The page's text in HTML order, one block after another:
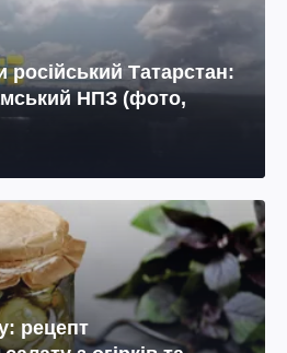
російський Татарстан:
НПЗ (фото,
рецепт